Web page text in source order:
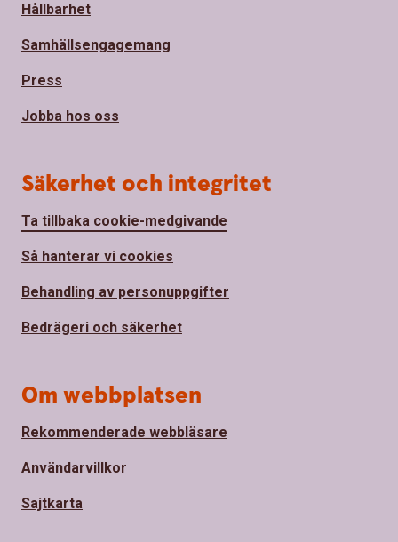
Hållbarhet
Samhällsengagemang
Press
Jobba hos oss
Säkerhet och integritet
Ta tillbaka cookie-medgivande
Så hanterar vi cookies
Behandling av personuppgifter
Bedrägeri och säkerhet
Om webbplatsen
Rekommenderade webbläsare
Användarvillkor
Sajtkarta